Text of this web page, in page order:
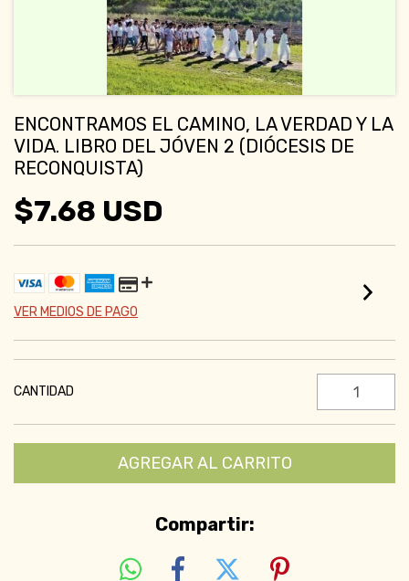
ENCONTRAMOS EL CAMINO, LA VERDAD Y LA
VIDA. LIBRO DEL JÓVEN 2 (DIÓCESIS DE
RECONQUISTA)
$7.68 USD
VER MEDIOS DE PAGO
CANTIDAD
Compartir: